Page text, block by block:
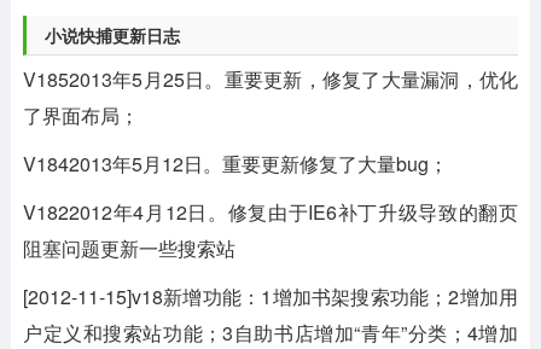
小说快捕更新日志
V1852013年5月25日。重要更新，修复了大量漏洞，优化
了界面布局；
V1842013年5月12日。重要更新修复了大量bug；
V1822012年4月12日。修复由于IE6补丁升级导致的翻页
阻塞问题更新一些搜索站
[2012-11-15]v18新增功能：1增加书架搜索功能；2增加用
户定义和搜索站功能；3自助书店增加“青年”分类；4增加